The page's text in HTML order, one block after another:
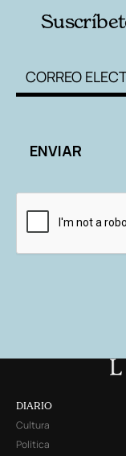
DIARIO
Cultura
Política